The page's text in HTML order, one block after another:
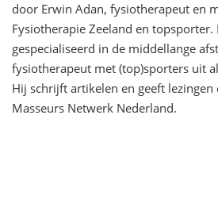
door Erwin Adan, fysiotherapeut en
Fysiotherapie Zeeland en topsporter.
gespecialiseerd in de middellange
fysiotherapeut met (top)sporters uit
Hij schrijft artikelen en geeft
Masseurs Netwerk Nederland.